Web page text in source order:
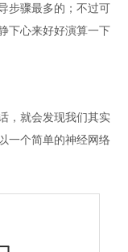
步骤最多的；不过可
下心来好好演算一下
，就会发现我们其实
一个简单的神经网络